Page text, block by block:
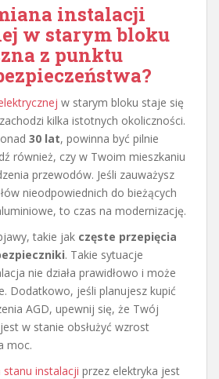
instalacji
w starym bloku
z punktu
w starym bloku staje się
kilka istotnych okoliczności.
30 lat, powinna być pilnie
również, czy w Twoim mieszkaniu
przewodów. Jeśli zauważysz
nieodpowiednich do bieżących
to czas na modernizację.
takie jak częste przepięcia
. Takie sytuacje
nie działa prawidłowo i może
Dodatkowo, jeśli planujesz kupić
AGD, upewnij się, że Twój
w stanie obsłużyć wzrost
moc.
stanu instalacji przez elektryka jest